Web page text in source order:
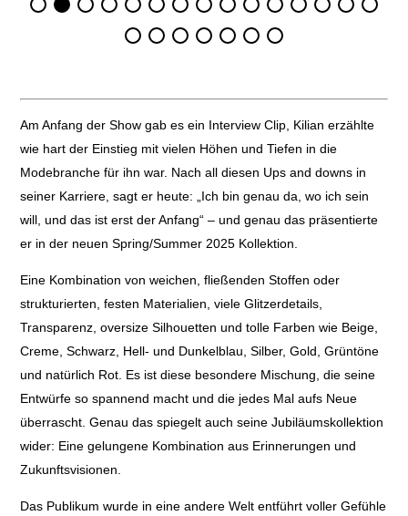
Am Anfang der Show gab es ein Interview Clip, Kilian erzählte
wie hart der Einstieg mit vielen Höhen und Tiefen in die
Modebranche für ihn war. Nach all diesen Ups and downs in
seiner Karriere, sagt er heute: „Ich bin genau da, wo ich sein
will, und das ist erst der Anfang“ – und genau das präsentierte
er in der neuen Spring/Summer 2025 Kollektion.
Eine Kombination von weichen, fließenden Stoffen oder
strukturierten, festen Materialien, viele Glitzerdetails,
Transparenz, oversize Silhouetten und tolle Farben wie Beige,
Creme, Schwarz, Hell- und Dunkelblau, Silber, Gold, Grüntöne
und natürlich Rot. Es ist diese besondere Mischung, die seine
Entwürfe so spannend macht und die jedes Mal aufs Neue
überrascht. Genau das spiegelt auch seine Jubiläumskollektion
wider: Eine gelungene Kombination aus Erinnerungen und
Zukunftsvisionen.
Das Publikum wurde in eine andere Welt entführt voller Gefühle